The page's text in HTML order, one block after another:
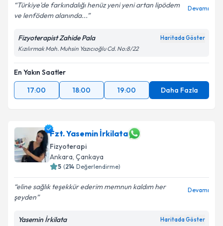
Türkiye'de farkındalığı henüz yeni yeni artan lipödem
ve lenfödem alanında...
Devamı
Fizyoterapist Zahide Pala Haritada Göster
Kızılırmak Mah. Muhsin Yazıcıoğlu Cd. No:8/22
En Yakın Saatler
17:00
18:00 19:00 Daha Fazla
Fzt. Yasemin İrkilata
Fizyoterapi
Ankara, Çankaya
5 (214 Değerlendirme)
eline sağlık teşekkür ederim memnun kaldım her
şeyden
Devamı
Yasemin İrkilata Haritada Göster